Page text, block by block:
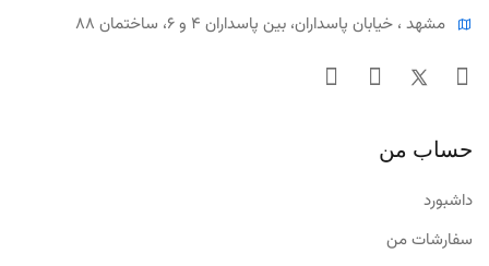
مشهد ، خیابان پاسداران، بین پاسداران ۴ و ۶، ساختمان ۸۸
حساب من
داشبورد
سفارشات من